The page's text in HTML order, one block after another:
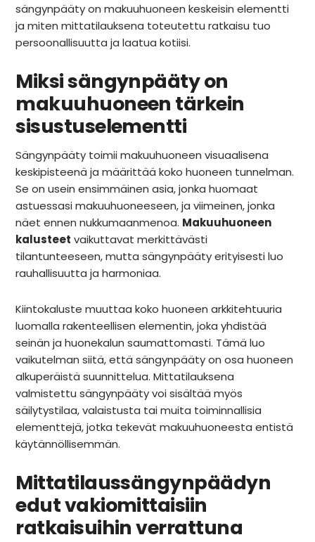
INSPIRAATIO
Asiakaskokemuksia
ARKKIkauppa
€0,00
PALVELUT
Suunnittelijoille
Projektimyynti
MEISTÄ
Yhteystiedot
Tiimi
Tarina
Rekry
sängynpääty on makuuhuoneen keskeisin elementti
ja miten mittatilauksena toteutettu ratkaisu tuo
persoonallisuutta ja laatua kotiisi.
Miksi sängynpääty on
makuuhuoneen tärkein
sisustuselementti
Sängynpääty toimii makuuhuoneen visuaalisena
keskipisteenä ja määrittää koko huoneen tunnelman.
Se on usein ensimmäinen asia, jonka huomaat
astuessasi makuuhuoneeseen, ja viimeinen, jonka
näet ennen nukkumaanmenoa. Makuuhuoneen
kalusteet vaikuttavat merkittävästi
tilantunteeseen, mutta sängynpääty erityisesti luo
rauhallisuutta ja harmoniaa.
Kiintokaluste muuttaa koko huoneen arkkitehtuuria
luomalla rakenteellisen elementin, joka yhdistää
seinän ja huonekalun saumattomasti. Tämä luo
vaikutelman siitä, että sängynpääty on osa huoneen
alkuperäistä suunnittelua. Mittatilauksena
valmistettu sängynpääty voi sisältää myös
säilytystilaa, valaistusta tai muita toiminnallisia
elementtejä, jotka tekevät makuuhuoneesta entistä
käytännöllisemmän.
Mittatilaussängynpäädyn
edut vakiomittaisiin
ratkaisuihin verrattuna